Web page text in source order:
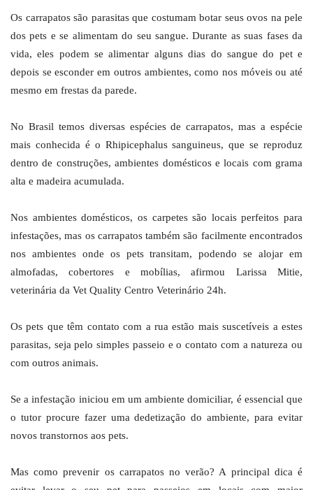
Os carrapatos são parasitas que costumam botar seus ovos na pele
dos pets e se alimentam do seu sangue. Durante as suas fases da
vida, eles podem se alimentar alguns dias do sangue do pet e
depois se esconder em outros ambientes, como nos móveis ou até
mesmo em frestas da parede.
No Brasil temos diversas espécies de carrapatos, mas a espécie
mais conhecida é o Rhipicephalus sanguineus, que se reproduz
dentro de construções, ambientes domésticos e locais com grama
alta e madeira acumulada.
Nos ambientes domésticos, os carpetes são locais perfeitos para
infestações, mas os carrapatos também são facilmente encontrados
nos ambientes onde os pets transitam, podendo se alojar em
almofadas, cobertores e mobílias, afirmou Larissa Mitie,
veterinária da Vet Quality Centro Veterinário 24h.
Os pets que têm contato com a rua estão mais suscetíveis a estes
parasitas, seja pelo simples passeio e o contato com a natureza ou
com outros animais.
Se a infestação iniciou em um ambiente domiciliar, é essencial que
o tutor procure fazer uma dedetização do ambiente, para evitar
novos transtornos aos pets.
Mas como prevenir os carrapatos no verão? A principal dica é